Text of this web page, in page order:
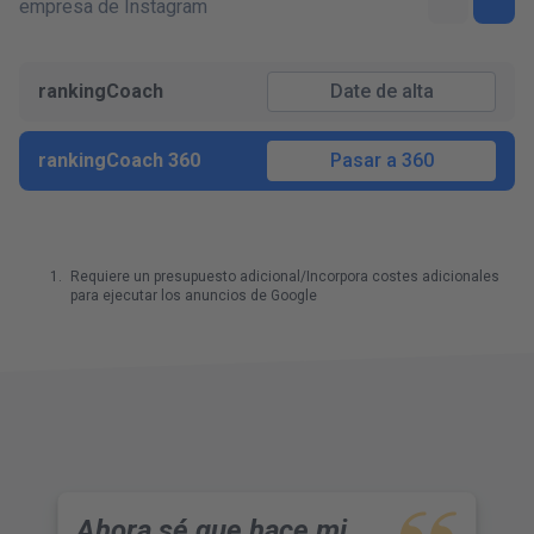
empresa de Instagram
rankingCoach Date de alta
rankingCoach 360 Pasar a 360
Requiere un presupuesto adicional/Incorpora costes adicionales
para ejecutar los anuncios de Google